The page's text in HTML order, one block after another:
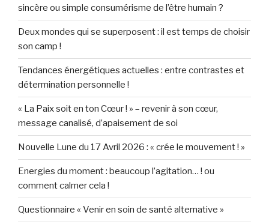
sincère ou simple consumérisme de l’être humain ?
Deux mondes qui se superposent : il est temps de choisir
son camp !
Tendances énergétiques actuelles : entre contrastes et
détermination personnelle !
« La Paix soit en ton Cœur ! » – revenir à son cœur,
message canalisé, d’apaisement de soi
Nouvelle Lune du 17 Avril 2026 : « crée le mouvement ! »
Energies du moment : beaucoup l’agitation… ! ou
comment calmer cela !
Questionnaire « Venir en soin de santé alternative »